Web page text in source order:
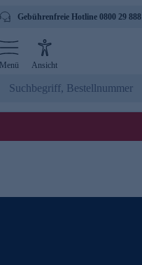
Gebührenfreie Hotline 0800 29
Menü Ansicht